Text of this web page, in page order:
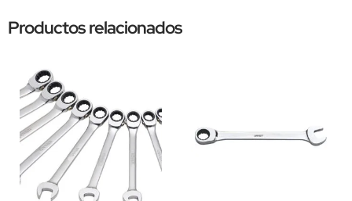
Productos relacionados